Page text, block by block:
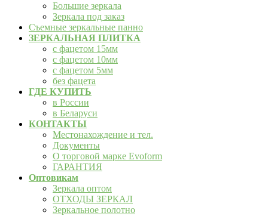
Большие зеркала
Зеркала под заказ
Съемные зеркальные панно
ЗЕРКАЛЬНАЯ ПЛИТКА
с фацетом 15мм
с фацетом 10мм
с фацетом 5мм
без фацета
ГДЕ КУПИТЬ
в России
в Беларуси
КОНТАКТЫ
Местонахождение и тел.
Документы
О торговой марке Evoform
ГАРАНТИЯ
Оптовикам
Зеркала оптом
ОТХОДЫ ЗЕРКАЛ
Зеркальное полотно